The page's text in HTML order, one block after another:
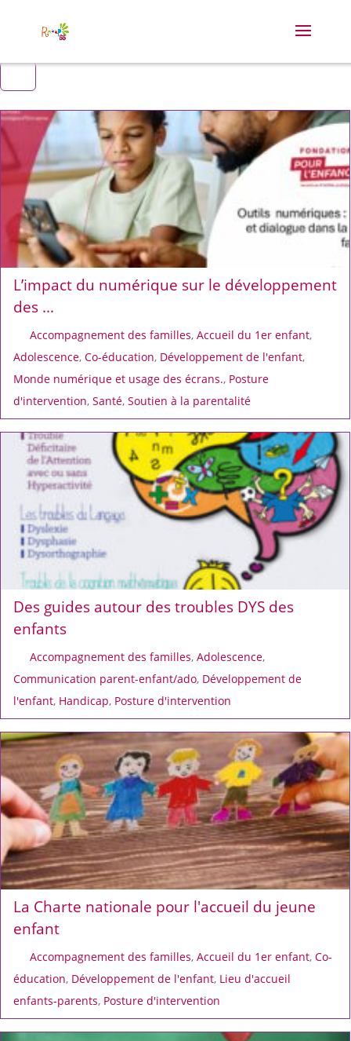
L’impact du numérique sur le développement
des ...
Accompagnement des familles, Accueil du 1er enfant,
Adolescence, Co-éducation, Développement de l'enfant,
Monde numérique et usage des écrans., Posture
d'intervention, Santé, Soutien à la parentalité
Des guides autour des troubles DYS des
enfants
Accompagnement des familles, Adolescence,
Communication parent-enfant/ado, Développement de
l'enfant, Handicap, Posture d'intervention
La Charte nationale pour l'accueil du jeune
enfant
Accompagnement des familles, Accueil du 1er enfant, Co-
éducation, Développement de l'enfant, Lieu d'accueil
enfants-parents, Posture d'intervention